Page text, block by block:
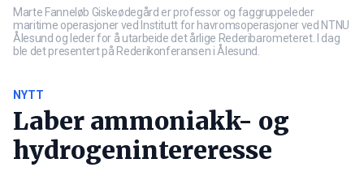
Marte Fanneløb Giskeødegård er professor og faggruppeleder
maritime operasjoner ved Institutt for havromsoperasjoner ved NTNU
Ålesund og leder for å utarbeide det årlige Rederibarometeret. I dag
ble det presentert på Rederikonferansen i Ålesund.
NYTT
Laber ammoniakk- og
hydrogenintereresse